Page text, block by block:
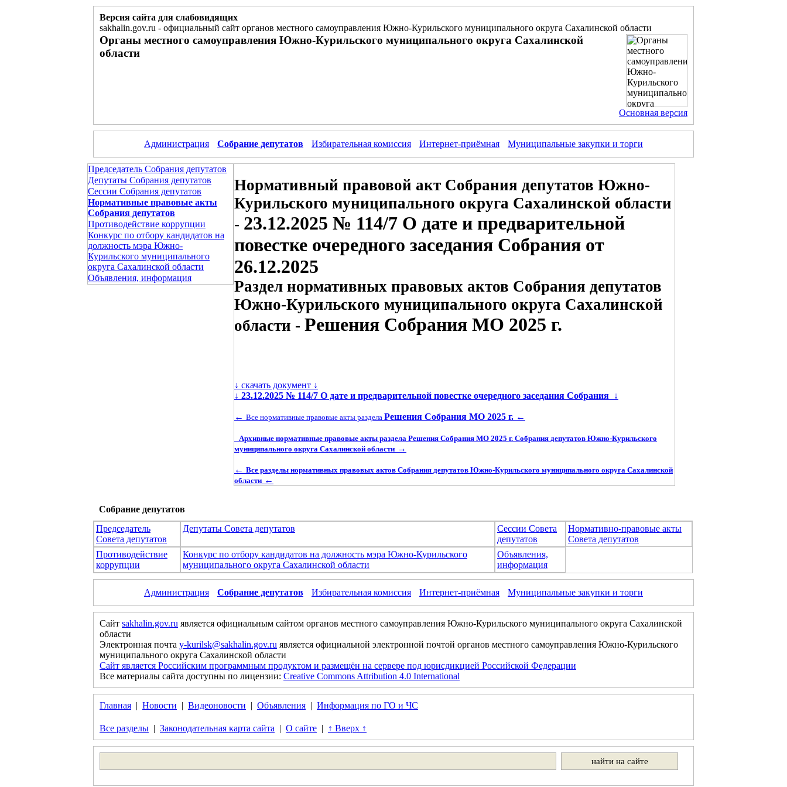
Версия сайта для слабовидящих
sakhalin.gov.ru - официальный сайт органов местного самоуправления Южно-Курильского муниципального округа Сахалинской области
Органы местного самоуправления Южно-Курильского муниципального округа Сахалинской
области
Основная версия
Администрация Собрание депутатов Избирательная комиссия Интернет-приёмная Муниципальные закупки и торги
Председатель Собрания депутатов
Депутаты Собрания депутатов
Сессии Собрания депутатов
Нормативные правовые акты
Собрания депутатов
Противодействие коррупции
Конкурс по отбору кандидатов на
должность мэра Южно-
Курильского муниципального
округа Сахалинской области
Объявления, информация
Нормативный правовой акт Собрания депутатов Южно-
Курильского муниципального округа Сахалинской области
- 23.12.2025 № 114/7 О дате и предварительной
повестке очередного заседания Собрания от
26.12.2025
Раздел нормативных правовых актов Собрания депутатов
Южно-Курильского муниципального округа Сахалинской
области - Решения Собрания МО 2025 г.
↓ скачать документ ↓
↓ 23.12.2025 № 114/7 О дате и предварительной повестке очередного заседания Собрания ↓
← Все нормативные правовые акты раздела Решения Собрания МО 2025 г. ←
Архивные нормативные правовые акты раздела Решения Собрания МО 2025 г. Собрания депутатов Южно-Курильского
муниципального округа Сахалинской области →
← Все разделы нормативных правовых актов Собрания депутатов Южно-Курильского муниципального округа Сахалинской
области ←
Собрание депутатов
Председатель
Совета депутатов
Депутаты Совета депутатов
Сессии Совета
депутатов
Нормативно-правовые акты
Совета депутатов
Противодействие
коррупции
Конкурс по отбору кандидатов на должность мэра Южно-Курильского
муниципального округа Сахалинской области
Объявления,
информация
Администрация Собрание депутатов Избирательная комиссия Интернет-приёмная Муниципальные закупки и торги
Сайт sakhalin.gov.ru является официальным сайтом органов местного самоуправления Южно-Курильского муниципального округа Сахалинской
области
Электронная почта y-kurilsk@sakhalin.gov.ru является официальной электронной почтой органов местного самоуправления Южно-Курильского
муниципального округа Сахалинской области
Сайт является Российским программным продуктом и размещён на сервере под юрисдикцией Российской Федерации
Все материалы сайта доступны по лицензии: Creative Commons Attribution 4.0 International
Главная | Новости | Видеоновости | Объявления | Информация по ГО и ЧС
Все разделы | Законодательная карта сайта | О сайте | ↑ Вверх ↑